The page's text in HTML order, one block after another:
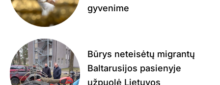
gyvenime
Būrys neteisėtų migrantų
Baltarusijos pasienyje
užpuolė Lietuvos